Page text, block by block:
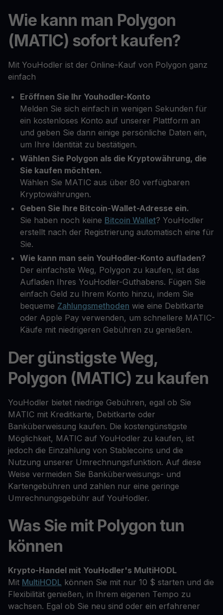
Wie kann man Polygon
(MATIC) sofort kaufen?
Mit YouHodler ist der Online-Kauf von Polygon ganz
einfach
Eröffnen Sie Ihr Youhodler-Konto
Melden Sie sich einfach in wenigen Sekunden für
ein kostenloses Konto auf unserer Plattform an
und geben Sie dann einige persönliche Daten ein,
um Ihre Identität zu bestätigen.
Wählen Sie Polygon als die Kryptowährung, die
Sie kaufen möchten.
Wählen Sie MATIC aus über 80 verfügbaren
Kryptowährungen.
Geben Sie Ihre Bitcoin-Wallet-Adresse ein.
Sie haben noch keine Bitcoin Wallet? YouHodler
erstellt nach der Registrierung automatisch eine für
Sie.
Wie kann man sein YouHodler-Konto aufladen?
Der einfachste Weg, Polygon zu kaufen, ist das
Aufladen Ihres YouHodler-Guthabens. Fügen Sie
einfach Geld zu Ihrem Konto hinzu, indem Sie
bequeme Zahlungsmethoden wie eine Debitkarte
oder Apple Pay verwenden, um schnellere MATIC-
Käufe mit niedrigeren Gebühren zu genießen.
Der günstigste Weg,
Polygon (MATIC) zu kaufen
YouHodler bietet niedrige Gebühren, egal ob Sie
MATIC mit Kreditkarte, Debitkarte oder
Banküberweisung kaufen. Die kostengünstigste
Möglichkeit, MATIC auf YouHodler zu kaufen, ist
jedoch die Einzahlung von Stablecoins und die
Nutzung unserer Umrechnungsfunktion. Auf diese
Weise vermeiden Sie Banküberweisungs- und
Kartengebühren und zahlen nur eine geringe
Umrechnungsgebühr auf YouHodler.
Was Sie mit Polygon tun
können
Krypto-Handel mit YouHodler's MultiHODL
Mit MultiHODL können Sie mit nur 10 $ starten und die
Flexibilität genießen, in Ihrem eigenen Tempo zu
wachsen. Egal ob Sie neu sind oder ein erfahrener